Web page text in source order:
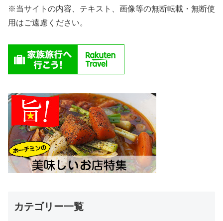
※当サイトの内容、テキスト、画像等の無断転載・無断使
用はご遠慮ください。
カテゴリー一覧